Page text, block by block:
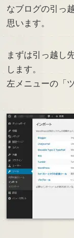
なブログの引っ
思います。
まずは引っ越し
します。
左メニューの「